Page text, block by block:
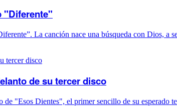
"Diferente"
La canción nace una búsqueda con Dios,
de su tercer disco
"Esos Dientes", el primer sencillo de su esperado